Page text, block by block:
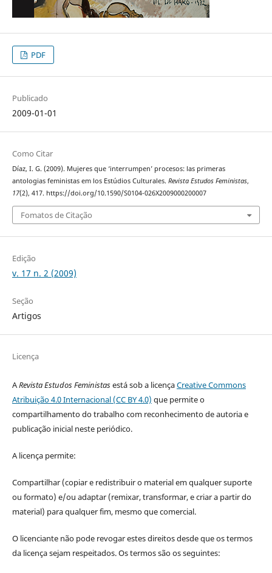
PDF
Publicado
2009-01-01
Como Citar
Díaz, I. G. (2009). Mujeres que ‘interrumpen’ procesos: las primeras
antologias feministas em los Estúdios Culturales. Revista Estudos Feministas,
17(2), 417. https://doi.org/10.1590/S0104-026X2009000200007
Fomatos de Citação
Edição
v. 17 n. 2 (2009)
Seção
Artigos
Licença
ARevista Estudos Feministasestá sob a licençaCreative Commons
Atribuição 4.0 Internacional (CC BY 4.0) que permite o
compartilhamento do trabalho com reconhecimento de autoria e
publicação inicial neste periódico.
A licença permite:
Compartilhar (copiar e redistribuir o material em qualquer suporte
ou formato) e/ou adaptar (remixar, transformar, e criar a partir do
material) para qualquer fim, mesmo que comercial.
O licenciante não pode revogar estes direitos desde que os termos
da licença sejam respeitados. Os termos são os seguintes: